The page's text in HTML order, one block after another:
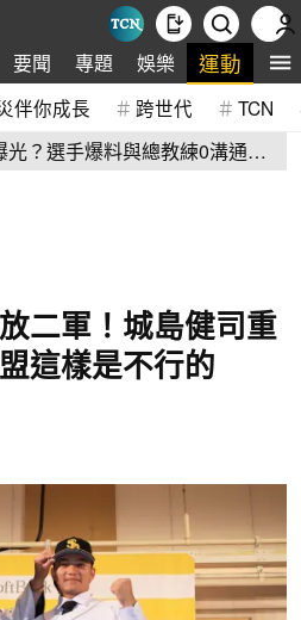
要聞 專題 娛樂 運動 全
伴你成長 跨世代 TCN
光？選手爆料與總教練0溝通
二軍！城島健司重
這樣是不行的